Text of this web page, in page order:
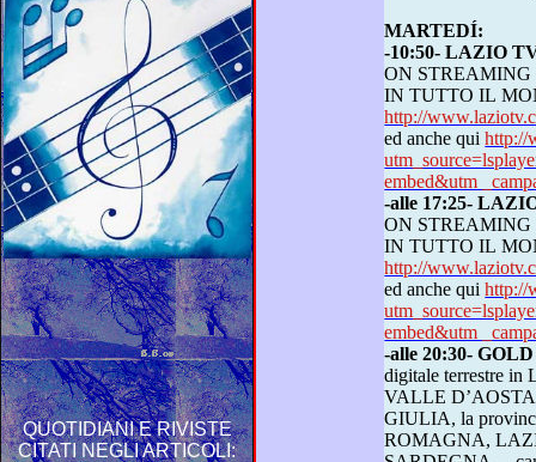
QUOTIDIANI E RIVISTE
CITATI NEGLI ARTICOLI:
MARTEDÍ:
-10:50- LAZIO
ON STREAMING
IN
http://
ed anche quihttp://
embed&utm
-alle 17:25-
ON STREAMING
IN
http://
ed anche quihttp://
embed&utm
-alle 20:30-
digitale terrestre in LOMBARDIA, PIEMONTE,
VALLE D’AOSTA, VENETO, FRIULI
GIULIA, la provincia di Trento, EMILIA
ROMAGNA, LAZIO, CAMPANIA,